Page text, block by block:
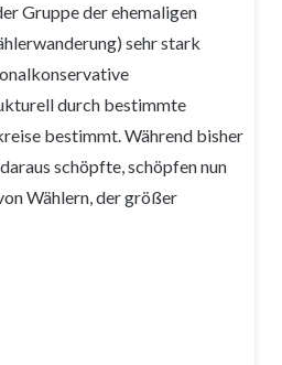
Gruppe der ehemaligen
sehr stark
durch bestimmte
bestimmt. Während bisher
schöpfte, schöpfen nun
Wählern, der größer